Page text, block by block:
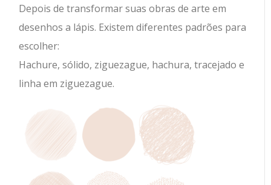
Depois de transformar suas obras de arte em
desenhos a lápis. Existem diferentes padrões para
escolher:
Hachure, sólido, ziguezague, hachura, tracejado e
linha em ziguezague.